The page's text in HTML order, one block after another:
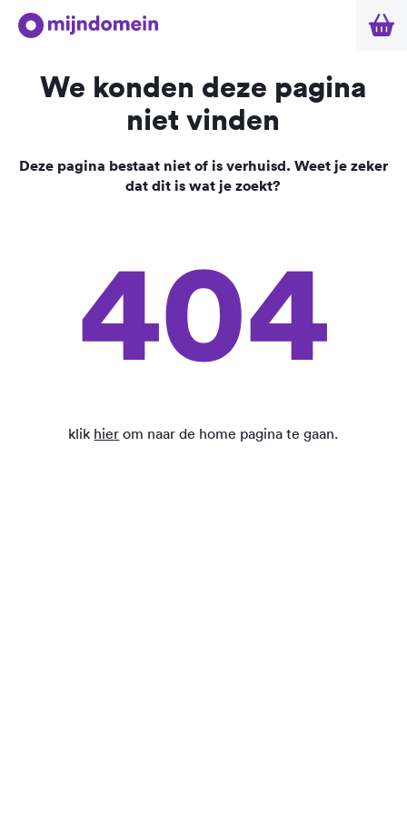
We konden deze pagina
niet vinden
Deze pagina bestaat niet of is verhuisd. Weet je zeker
dat dit is wat je zoekt?
404
klik hier om naar de home pagina te gaan.